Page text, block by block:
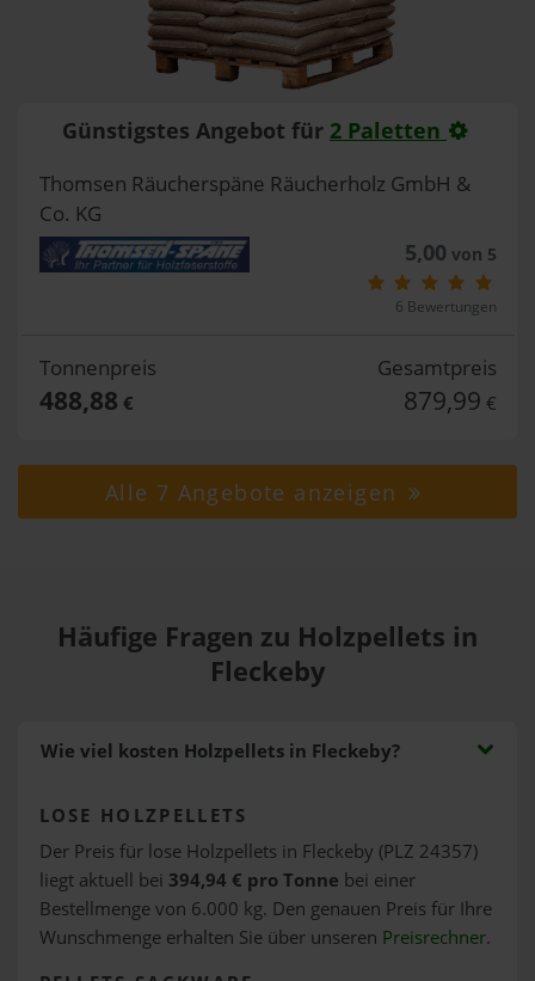
Günstigstes Angebot für 2 Paletten
Thomsen Räucherspäne Räucherholz GmbH &
Co. KG
5,00 von 5
6 Bewertungen
Tonnenpreis
488,88 €
Gesamtpreis
879,99 €
Alle 7 Angebote anzeigen
Häufige Fragen zu Holzpellets in
Fleckeby
Wie viel kosten Holzpellets in Fleckeby?
LOSE HOLZPELLETS
Der Preis für lose Holzpellets in Fleckeby (PLZ 24357)
liegt aktuell bei 394,94 € pro Tonne bei einer
Bestellmenge von 6.000 kg. Den genauen Preis für Ihre
Wunschmenge erhalten Sie über unseren Preisrechner.